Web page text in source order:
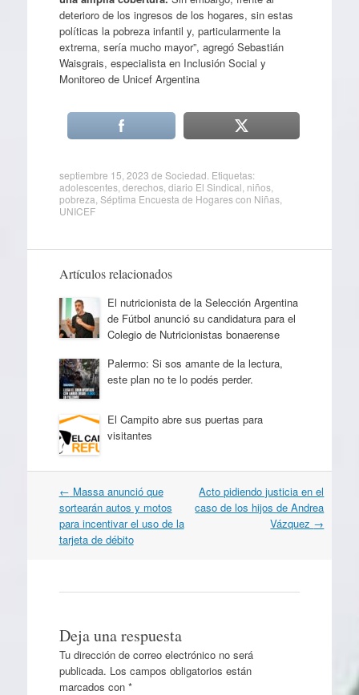
deterioro de los ingresos de los hogares, sin estas
políticas la pobreza infantil y, particularmente la
extrema, sería mucho mayor”, agregó Sebastián
Waisgrais, especialista en Inclusión Social y
Monitoreo de Unicef Argentina
septiembre 15, 2023 de Sociedad . Etiquetas:
adolescentes, derechos, diario El Sindical niños,
pobreza Séptima Encuesta de Hogares con Niñas,
UNICEF
Artículos relacionados
El nutricionista de la Selección Argentina
de Fútbol anunció su candidatura para el
Colegio de Nutricionistas bonaerense
Palermo: Si sos amante de la lectura,
este plan no te lo podés perder.
El Campito abre sus puertas para
visitantes
Navegación
por
artículos
← Massa anunció que
sortearán autos y motos
para incentivar el uso de la
tarjeta de débito
Acto pidiendo justicia en el
caso de los hijos de Andrea
Vázquez →
Deja una respuesta
Tu dirección de correo electrónico no será
publicada. Los campos obligatorios están
marcados con *